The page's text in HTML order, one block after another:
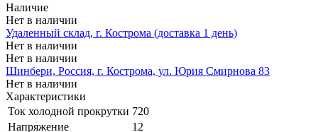
Наличие
Нет в наличии
Удаленный склад, г. Кострома (доставка 1 день)
Нет в наличии
Нет в наличии
Шинбери, Россия, г. Кострома, ул. Юрия Смирнова 83
Нет в наличии
Характеристики
Ток холодной прокрутки 720
Напряжение
12